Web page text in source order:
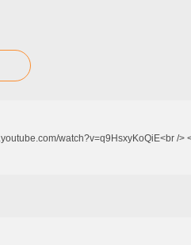
watch?v=q9HsxyKoQiE<br />